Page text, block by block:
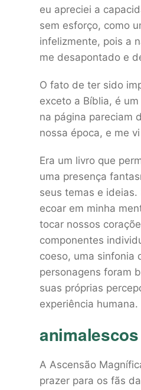
eu apreciei a
sem esforço, como
infelizmente, pois a
me desapontado e
O fato de ter sido
exceto a Bíblia, é
na página pareciam
nossa época, e me
Era um livro que
uma presença
seus temas e
ecoar em minha
tocar nossos
componentes
coeso, uma sinfonia
personagens foram
suas próprias
experiência humana.
A Ascensão
prazer para os fãs